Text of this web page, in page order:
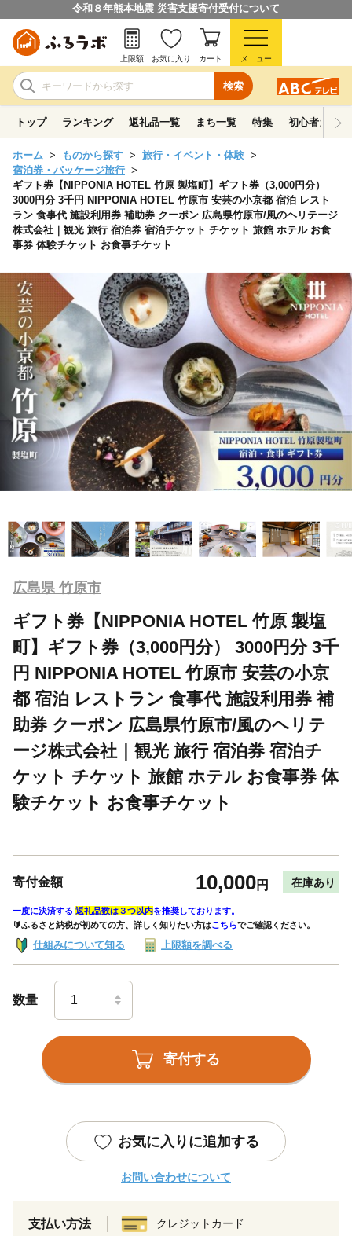
令和８年熊本地震 災害支援寄付受付について
検索
上限額 お気に入り カート メニュー
トップ ランキング 返礼品一覧 まち一覧 特集 初心者ガイド
ホーム ものから探す
旅行・イベント・体験
宿泊券・パッケージ旅行
ギフト券【NIPPONIA HOTEL 竹原 製塩町】ギフト券（3,000円分）
3000円分 3千円 NIPPONIA HOTEL 竹原市 安芸の小京都 宿泊 レスト
ラン 食事代 施設利用券 補助券 クーポン 広島県竹原市/風のヘリテージ
株式会社｜観光 旅行 宿泊券 宿泊チケット チケット 旅館 ホテル お食
事券 体験チケット お食事チケット
広島県 竹原市
ギフト券【NIPPONIA HOTEL 竹原 製塩
町】ギフト券（3,000円分） 3000円分 3千
円 NIPPONIA HOTEL 竹原市 安芸の小京
都 宿泊 レストラン 食事代 施設利用券 補
助券 クーポン 広島県竹原市/風のヘリテ
ージ株式会社｜観光 旅行 宿泊券 宿泊チ
ケット チケット 旅館 ホテル お食事券 体
験チケット お食事チケット
寄付金額 10,000円 在庫あり
一度に決済する 返礼品数は３つ以内を推奨しております。
🔰ふるさと納税が初めての方、詳しく知りたい方はこちらでご確認ください。
仕組みについて知る 上限額を調べる
数量
寄付する
お気に入りに追加する
お問い合わせについて
支払い方法 クレジットカード